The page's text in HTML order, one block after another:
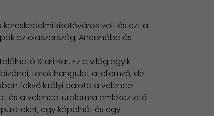
kikötőváros volt és ezt a
az olaszországi Anconába és
Stari Bar. Ez a világ egyik
török hangulat a jellemző, de
fekvő királyi palota a velencei
és a velencei uralomra emlékeztető
egy kápolnát és egy